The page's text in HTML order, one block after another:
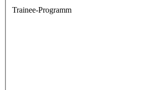
Trainee-Programm